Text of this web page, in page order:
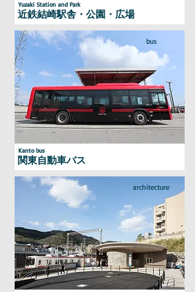
Yuzaki Station and Park
近鉄結崎駅舎・公園・広場
bus
Kanto bus
関東自動車バス
architecture